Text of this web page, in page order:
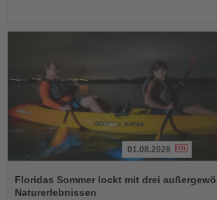
Sie
die
01.08.2026
Floridas Sommer lockt mit drei
Naturerlebnissen